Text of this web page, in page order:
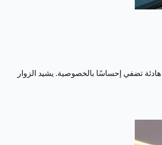
هادئة تضفي إحساسًا بالخصوصية. يشيد الزوار